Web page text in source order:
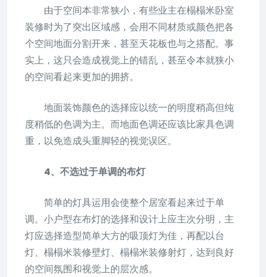
由于空间本非常狭小，有些业主在榻榻米卧室
装修时为了突出区域感，会用不同材质或颜色把各
个空间地面分割开来，甚至天花板也与之搭配。事
实上，这只会造成视觉上的错乱，甚至令本就狭小
的空间看起来更加的拥挤。
地面装饰颜色的选择应以统一的明度稍高但纯
度稍低的色调为主。而地面色调还应该比家具色调
重，以免造成头重脚轻的视觉误区。
4、不选过于单调的布灯
简单的灯具运用会使整个居室看起来过于单
调。小户型在布灯的选择和设计上应主次分明，主
灯应选择造型简单大方的吸顶灯为佳，再配以台
灯、榻榻米装修壁灯、榻榻米装修射灯，达到良好
的空间氛围和视觉上的层次感。